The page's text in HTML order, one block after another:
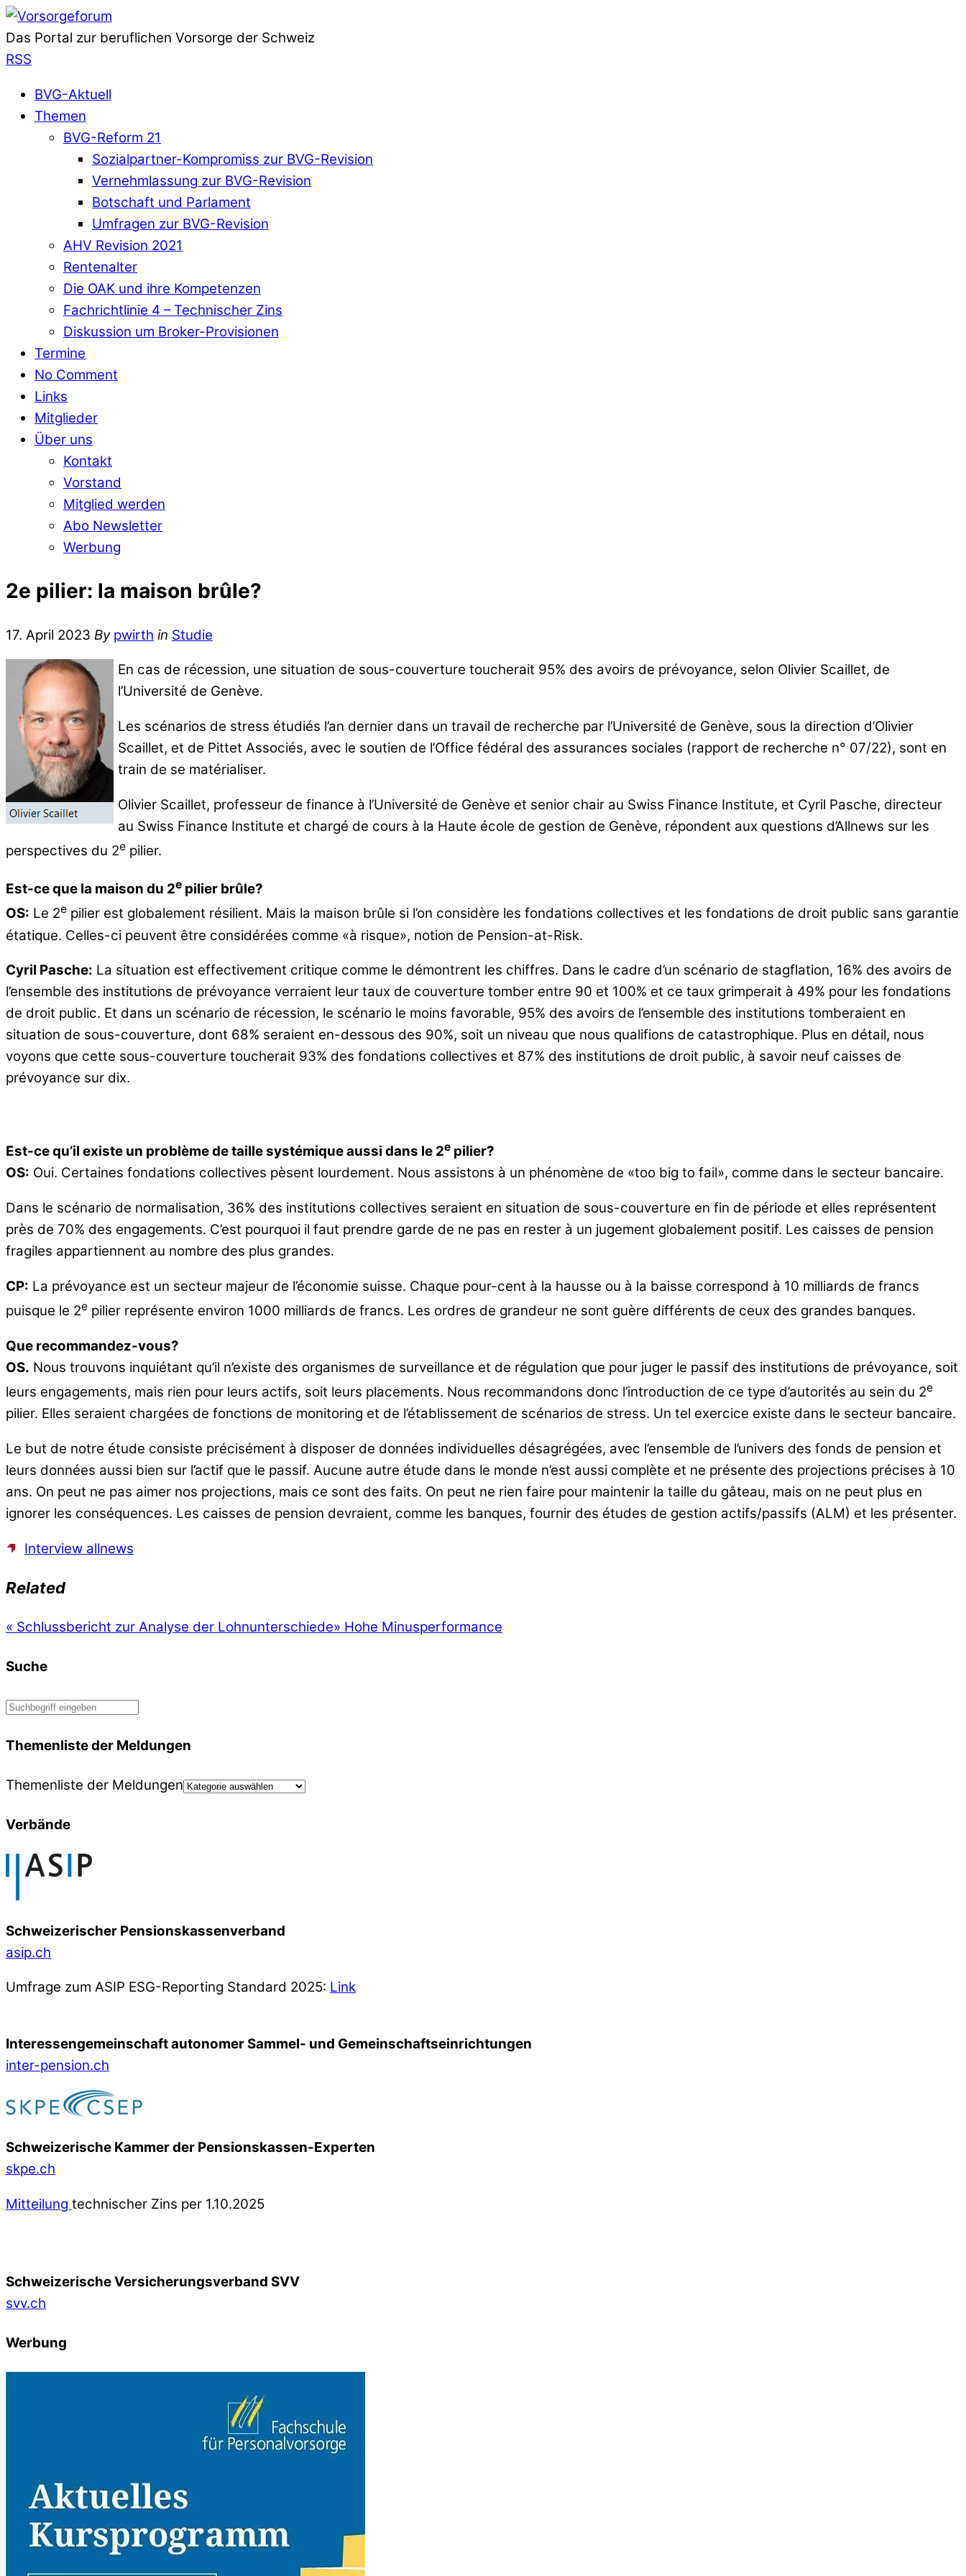
Das Portal zur beruflichen Vorsorge der Schweiz
RSS
BVG-Aktuell
Themen
BVG-Reform 21
Sozialpartner-Kompromiss zur BVG-Revision
Vernehmlassung zur BVG-Revision
Botschaft und Parlament
Umfragen zur BVG-Revision
AHV Revision 2021
Rentenalter
Die OAK und ihre Kompetenzen
Fachrichtlinie 4 – Technischer Zins
Diskussion um Broker-Provisionen
Termine
No Comment
Links
Mitglieder
Über uns
Kontakt
Vorstand
Mitglied werden
Abo Newsletter
Werbung
2e pilier: la maison brûle?
17. April 2023 By pwirth in Studie
En cas de récession, une situation de sous-couverture toucherait 95% des avoirs de prévoyance, selon Olivier Scaillet, de
l’Université de Genève.
Les scénarios de stress étudiés l’an dernier dans un travail de recherche par l’Université de Genève, sous la direction d’Olivier
Scaillet, et de Pittet Associés, avec le soutien de l’Office fédéral des assurances sociales (rapport de recherche n° 07/22), sont en
train de se matérialiser.
Olivier Scaillet, professeur de finance à l’Université de Genève et senior chair au Swiss Finance Institute, et Cyril Pasche, directeur
au Swiss Finance Institute et chargé de cours à la Haute école de gestion de Genève, répondent aux questions d’Allnews sur les
perspectives du 2e pilier.
Est-ce que la maison du 2e pilier brûle?
OS: Le 2e pilier est globalement résilient. Mais la maison brûle si l’on considère les fondations collectives et les fondations de droit public sans garantie
étatique. Celles-ci peuvent être considérées comme «à risque», notion de Pension-at-Risk.
Cyril Pasche: La situation est effectivement critique comme le démontrent les chiffres. Dans le cadre d’un scénario de stagflation, 16% des avoirs de
l’ensemble des institutions de prévoyance verraient leur taux de couverture tomber entre 90 et 100% et ce taux grimperait à 49% pour les fondations
de droit public. Et dans un scénario de récession, le scénario le moins favorable, 95% des avoirs de l’ensemble des institutions tomberaient en
situation de sous-couverture, dont 68% seraient en-dessous des 90%, soit un niveau que nous qualifions de catastrophique. Plus en détail, nous
voyons que cette sous-couverture toucherait 93% des fondations collectives et 87% des institutions de droit public, à savoir neuf caisses de
prévoyance sur dix.
Est-ce qu’il existe un problème de taille systémique aussi dans le 2e pilier?
OS: Oui. Certaines fondations collectives pèsent lourdement. Nous assistons à un phénomène de «too big to fail», comme dans le secteur bancaire.
Dans le scénario de normalisation, 36% des institutions collectives seraient en situation de sous-couverture en fin de période et elles représentent
près de 70% des engagements. C’est pourquoi il faut prendre garde de ne pas en rester à un jugement globalement positif. Les caisses de pension
fragiles appartiennent au nombre des plus grandes.
CP: La prévoyance est un secteur majeur de l’économie suisse. Chaque pour-cent à la hausse ou à la baisse correspond à 10 milliards de francs
puisque le 2e pilier représente environ 1000 milliards de francs. Les ordres de grandeur ne sont guère différents de ceux des grandes banques.
Que recommandez-vous?
OS. Nous trouvons inquiétant qu’il n’existe des organismes de surveillance et de régulation que pour juger le passif des institutions de prévoyance, soit
leurs engagements, mais rien pour leurs actifs, soit leurs placements. Nous recommandons donc l’introduction de ce type d’autorités au sein du 2e
pilier. Elles seraient chargées de fonctions de monitoring et de l’établissement de scénarios de stress. Un tel exercice existe dans le secteur bancaire.
Le but de notre étude consiste précisément à disposer de données individuelles désagrégées, avec l’ensemble de l’univers des fonds de pension et
leurs données aussi bien sur l’actif que le passif. Aucune autre étude dans le monde n’est aussi complète et ne présente des projections précises à 10
ans. On peut ne pas aimer nos projections, mais ce sont des faits. On peut ne rien faire pour maintenir la taille du gâteau, mais on ne peut plus en
ignorer les conséquences. Les caisses de pension devraient, comme les banques, fournir des études de gestion actifs/passifs (ALM) et les présenter.
Interview allnews
Related
« Schlussbericht zur Analyse der Lohnunterschiede» Hohe Minusperformance
Suche
Themenliste der Meldungen
Themenliste der Meldungen
Verbände
Schweizerischer Pensionskassenverband
asip.ch
Umfrage zum ASIP ESG-Reporting Standard 2025: Link
Interessengemeinschaft autonomer Sammel- und Gemeinschafts­einrichtungen
inter-pension.ch
Schweizerische Kammer der Pensionskassen-Experten
skpe.ch
Mitteilung technischer Zins per 1.10.2025
Schweizerische Versicherungsverband SVV
svv.ch
Werbung